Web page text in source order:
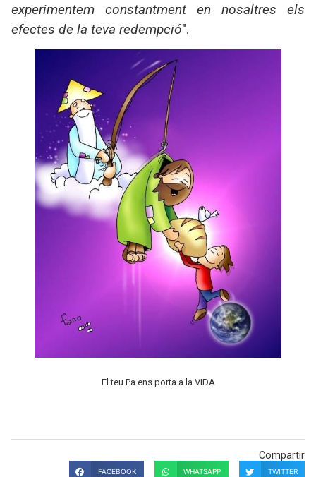
experimentem constantment en nosaltres els
efectes de la teva redempció".
El teu Pa ens porta a la VIDA
Compartir
FACEBOOK WHATSAPP TWITTER